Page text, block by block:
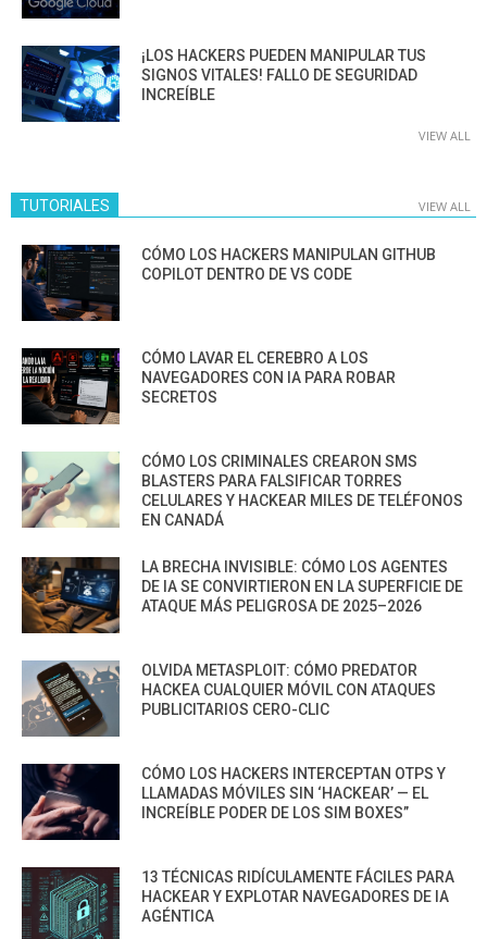
¡LOS HACKERS PUEDEN MANIPULAR TUS
SIGNOS VITALES! FALLO DE SEGURIDAD
INCREÍBLE
VIEW ALL
TUTORIALES VIEW ALL
CÓMO LOS HACKERS MANIPULAN GITHUB
COPILOT DENTRO DE VS CODE
CÓMO LAVAR EL CEREBRO A LOS
NAVEGADORES CON IA PARA ROBAR
SECRETOS
CÓMO LOS CRIMINALES CREARON SMS
BLASTERS PARA FALSIFICAR TORRES
CELULARES Y HACKEAR MILES DE TELÉFONOS
EN CANADÁ
LA BRECHA INVISIBLE: CÓMO LOS AGENTES
DE IA SE CONVIRTIERON EN LA SUPERFICIE DE
ATAQUE MÁS PELIGROSA DE 2025–2026
OLVIDA METASPLOIT: CÓMO PREDATOR
HACKEA CUALQUIER MÓVIL CON ATAQUES
PUBLICITARIOS CERO-CLIC
CÓMO LOS HACKERS INTERCEPTAN OTPS Y
LLAMADAS MÓVILES SIN ‘HACKEAR’ — EL
INCREÍBLE PODER DE LOS SIM BOXES”
13 TÉCNICAS RIDÍCULAMENTE FÁCILES PARA
HACKEAR Y EXPLOTAR NAVEGADORES DE IA
AGÉNTICA